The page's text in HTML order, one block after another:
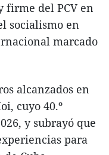
firme del PCV en
socialismo en
marcado
alcanzados en
cuyo 40.º
y subrayó que
para